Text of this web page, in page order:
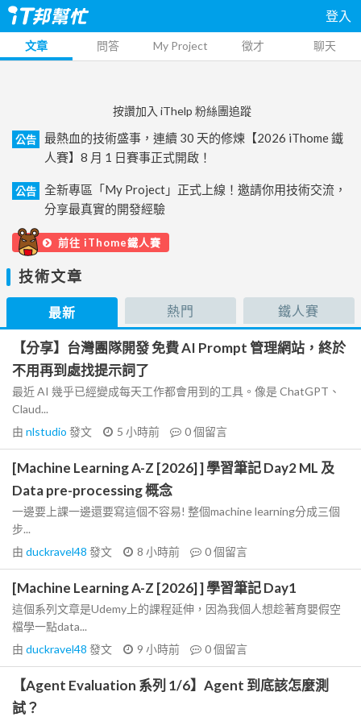
登入
文章 問答 My Project 徵才 聊天
按讚加入 iThelp 粉絲團追蹤
公告
最熱血的技術盛事，連續 30 天的修煉【2026 iThome 鐵
人賽】8 月 1 日賽事正式開啟！
公告
全新專區「My Project」正式上線！邀請你用技術交流，
分享最真實的開發經驗
前往 iThome鐵人賽
技術文章
最新 熱門 鐵人賽
【分享】台灣團隊開發 免費 AI Prompt 管理網站，終於
不用再到處找提示詞了
最近 AI 幾乎已經變成每天工作都會用到的工具。像是 ChatGPT、
Claud...
由 nlstudio 發文 5 小時前 0個留言
[Machine Learning A-Z [2026] ] 學習筆記 Day2 ML 及
Data pre-processing 概念
一邊要上課一邊還要寫這個不容易! 整個machine learning分成三個
步...
由 duckravel48 發文 8 小時前 0個留言
[Machine Learning A-Z [2026] ] 學習筆記 Day1
這個系列文章是Udemy上的課程延伸，因為我個人想趁著育嬰假空
檔學一點data...
由 duckravel48 發文 9 小時前 0個留言
【Agent Evaluation 系列 1/6】Agent 到底該怎麼測
試？